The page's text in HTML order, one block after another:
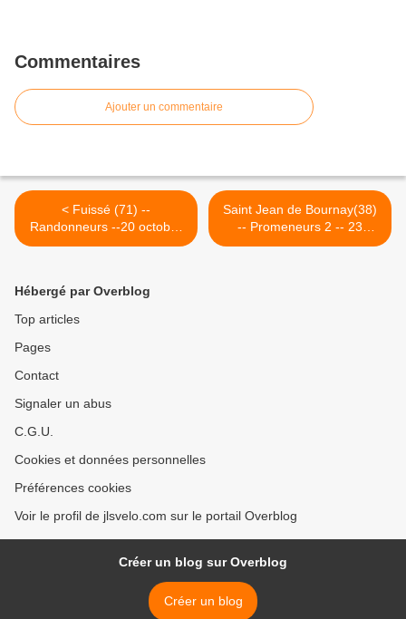
Commentaires
Ajouter un commentaire
< Fuissé (71) --
Randonneurs --20 octobre
2015
Saint Jean de Bournay(38)
-- Promeneurs 2 -- 23
octobre 2015 >
Hébergé par Overblog
Top articles
Pages
Contact
Signaler un abus
C.G.U.
Cookies et données personnelles
Préférences cookies
Voir le profil de jlsvelo.com sur le portail Overblog
Créer un blog sur Overblog
Créer un blog